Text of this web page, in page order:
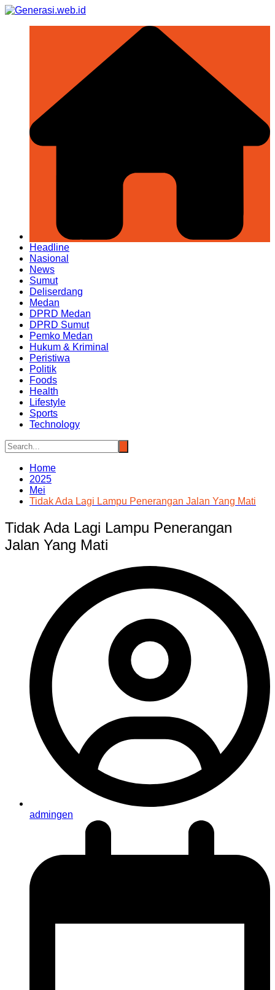
Skip
Headline
Nasional
News
Sumut
Deliserdang
Medan
DPRD Medan
DPRD Sumut
Pemko Medan
Hukum & Kriminal
Peristiwa
Politik
Foods
Health
Lifestyle
Sports
Technology
Home
2025
Mei
Tidak Ada Lagi Lampu Penerangan Jalan Yang Mati
Tidak Ada Lagi Lampu Penerangan
Jalan Yang Mati
admingen